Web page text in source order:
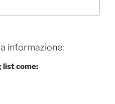
informazione:
list come: